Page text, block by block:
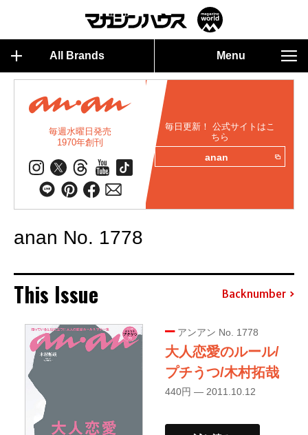
All Brands Menu
毎週水曜日発売
1970年創刊
毎日更新！ 公式サイトはこ
ちら
anan
anan No. 1778
This Issue Backnumber
アンアン No. 1778
大人恋愛のルール/
プチうつ/木村拓哉
440円 — 2011.10.12